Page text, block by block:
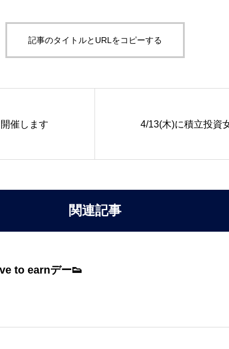
記事のタイトルとURLをコピーする
催します 4/13(木)に積立投資
関連記事
to earnデー👟